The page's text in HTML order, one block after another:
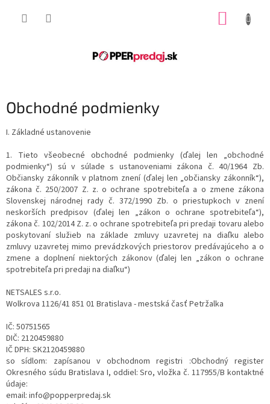
Obchodné podmienky
I. Základné ustanovenie
1. Tieto všeobecné obchodné podmienky (ďalej len „obchodné
podmienky“) sú v súlade s ustanoveniami zákona č. 40/1964 Zb.
Občiansky zákonník v platnom znení (ďalej len „občiansky zákonník“),
zákona č. 250/2007 Z. z. o ochrane spotrebiteľa a o zmene zákona
Slovenskej národnej rady č. 372/1990 Zb. o priestupkoch v znení
neskorších predpisov (ďalej len „zákon o ochrane spotrebiteľa“),
zákona č. 102/2014 Z. z. o ochrane spotrebiteľa pri predaji tovaru alebo
poskytovaní služieb na základe zmluvy uzavretej na diaľku alebo
zmluvy uzavretej mimo prevádzkových priestorov predávajúceho a o
zmene a doplnení niektorých zákonov (ďalej len „zákon o ochrane
spotrebiteľa pri predaji na diaľku“)
NETSALES s.r.o.
Wolkrova 1126/41 851 01 Bratislava - mestská časť Petržalka
IČ: 50751565
DIČ: 2120459880
IČ DPH: SK2120459880
so sídlom: zapísanou v obchodnom registri :Obchodný register
Okresného súdu Bratislava I, oddiel: Sro, vložka č. 117955/B kontaktné
údaje:
email: info@popperpredaj.sk